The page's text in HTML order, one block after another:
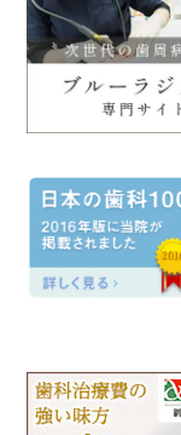
2025年10月
2025年09月
2025年06月
2025年05月
2024年10月